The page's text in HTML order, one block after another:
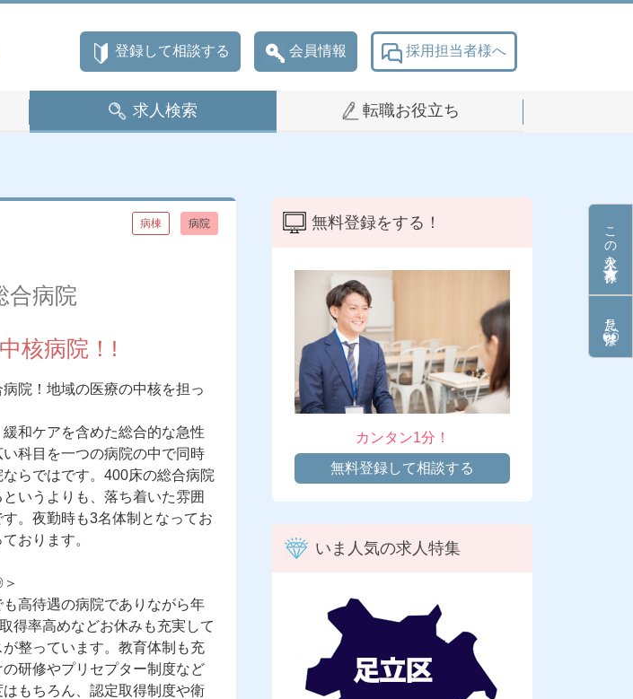
登録して相談する 会員情報 採用担当者様へ
求人検索 転職お役立ち
この求人を保存
見た条件
病棟 病院
合病院
核病院！!
院！地域の医療の中核を担っ
和ケアを含めた総合的な急性
科目を一つの病院の中で同時
らではです。400床の総合病院
いうよりも、落ち着いた雰囲
。夜勤時も3名体制となってお
おります。
高待遇の病院でありながら年
得率高めなどお休みも充実して
整っています。教育体制も充
研修やプリセプター制度など
もちろん、認定取得制度や衛
無料登録をする！
カンタン1分！
無料登録して相談する
いま人気の求人特集